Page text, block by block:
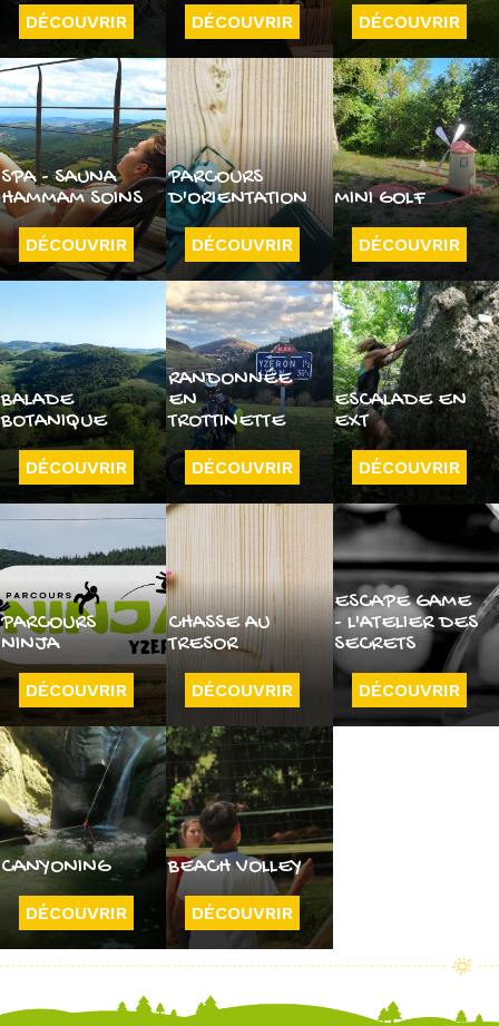
DÉCOUVRIR DÉCOUVRIR DÉCOUVRIR
SPA - SAUNA
HAMMAM SOINS
DÉCOUVRIR
PARCOURS
D'ORIENTATION
DÉCOUVRIR
MINI GOLF
DÉCOUVRIR
BALADE
BOTANIQUE
DÉCOUVRIR
RANDONNÉE
EN
TROTTINETTE
DÉCOUVRIR
ESCALADE EN
EXT
DÉCOUVRIR
PARCOURS
NINJA
DÉCOUVRIR
CHASSE AU
TRESOR
DÉCOUVRIR
ESCAPE GAME
- L'ATELIER DES
SECRETS
DÉCOUVRIR
CANYONING
DÉCOUVRIR
BEACH VOLLEY
DÉCOUVRIR